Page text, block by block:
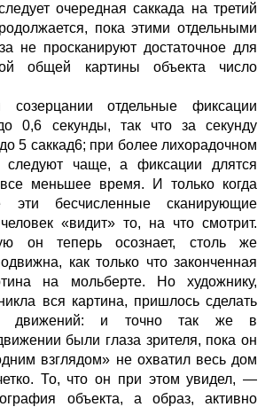
очередная саккада на третий
пока этими отдельными
не просканируют достаточное для
общей картины объекта число
созерцании отдельные фиксации
0,6 секунды, так что за секунду
5 саккад6; при более лихорадочном
следуют чаще, а фиксации длятся
все меньшее время. И только когда
эти бесчисленные сканирующие
«видит» то, на что смотрит.
он теперь осознает, столь же
как только что законченная
на мольберте. Но художнику,
вся картина, пришлось сделать
движений: и точно так же в
были глаза зрителя, пока он
взглядом» не охватил весь дом
То, что он при этом увидел, —
объекта, а образ, активно